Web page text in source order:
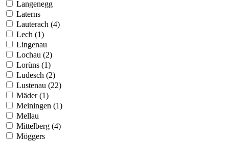
Langenegg
Laterns
Lauterach (4)
Lech (1)
Lingenau
Lochau (2)
Lorüns (1)
Ludesch (2)
Lustenau (22)
Mäder (1)
Meiningen (1)
Mellau
Mittelberg (4)
Möggers